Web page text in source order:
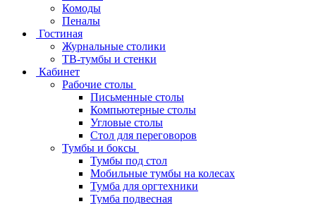
Комоды
Пеналы
Гостиная
Журнальные столики
ТВ‑тумбы и стенки
Кабинет
Рабочие столы
Письменные столы
Компьютерные столы
Угловые столы
Стол для переговоров
Тумбы и боксы
Тумбы под стол
Мобильные тумбы на колесах
Тумба для оргтехники
Тумба подвесная